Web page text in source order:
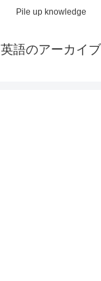
Pile up knowledge
英語のアーカイブ